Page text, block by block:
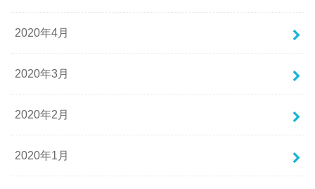
2020年4月
2020年3月
2020年2月
2020年1月